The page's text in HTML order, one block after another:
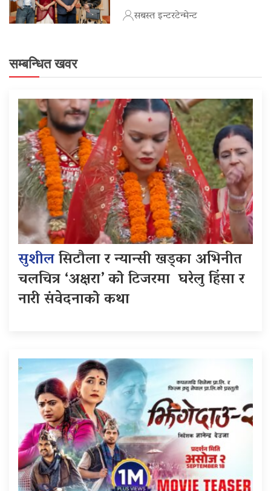
सबस्त इन्टरटेन्मेन्ट
सम्बन्धित खवर
सुशीलसिटौला र न्यान्सी खड्का अभिनीत
चलचित्र ‘अक्षरा’ को टिजरमा घरेलु हिंसा र
नारी संवेदनाको कथा